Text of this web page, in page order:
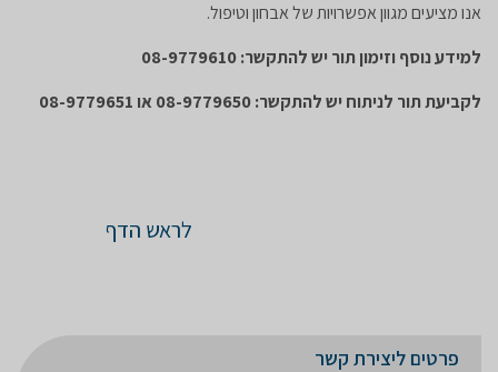
אנו מציעים מגוון אפשרויות של אבחון וטיפול.
למידע נוסף וזימון תור יש להתקשר: 08-9779610
לקביעת תור לניתוח יש להתקשר: 08-9779650 או 08-9779651
לראש הדף
פרטים ליצירת קשר